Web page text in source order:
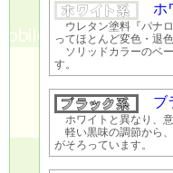
ホ
ウレタン塗料『パナ
ってほとんど変色・退
ソリッドカラーのベ
す。
ブ
ホワイトと異なり、
軽い黒味の調節から
がそろっています。